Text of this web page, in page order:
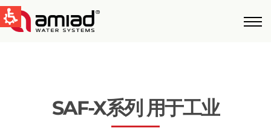
Global
SAF-X系列 用于工业